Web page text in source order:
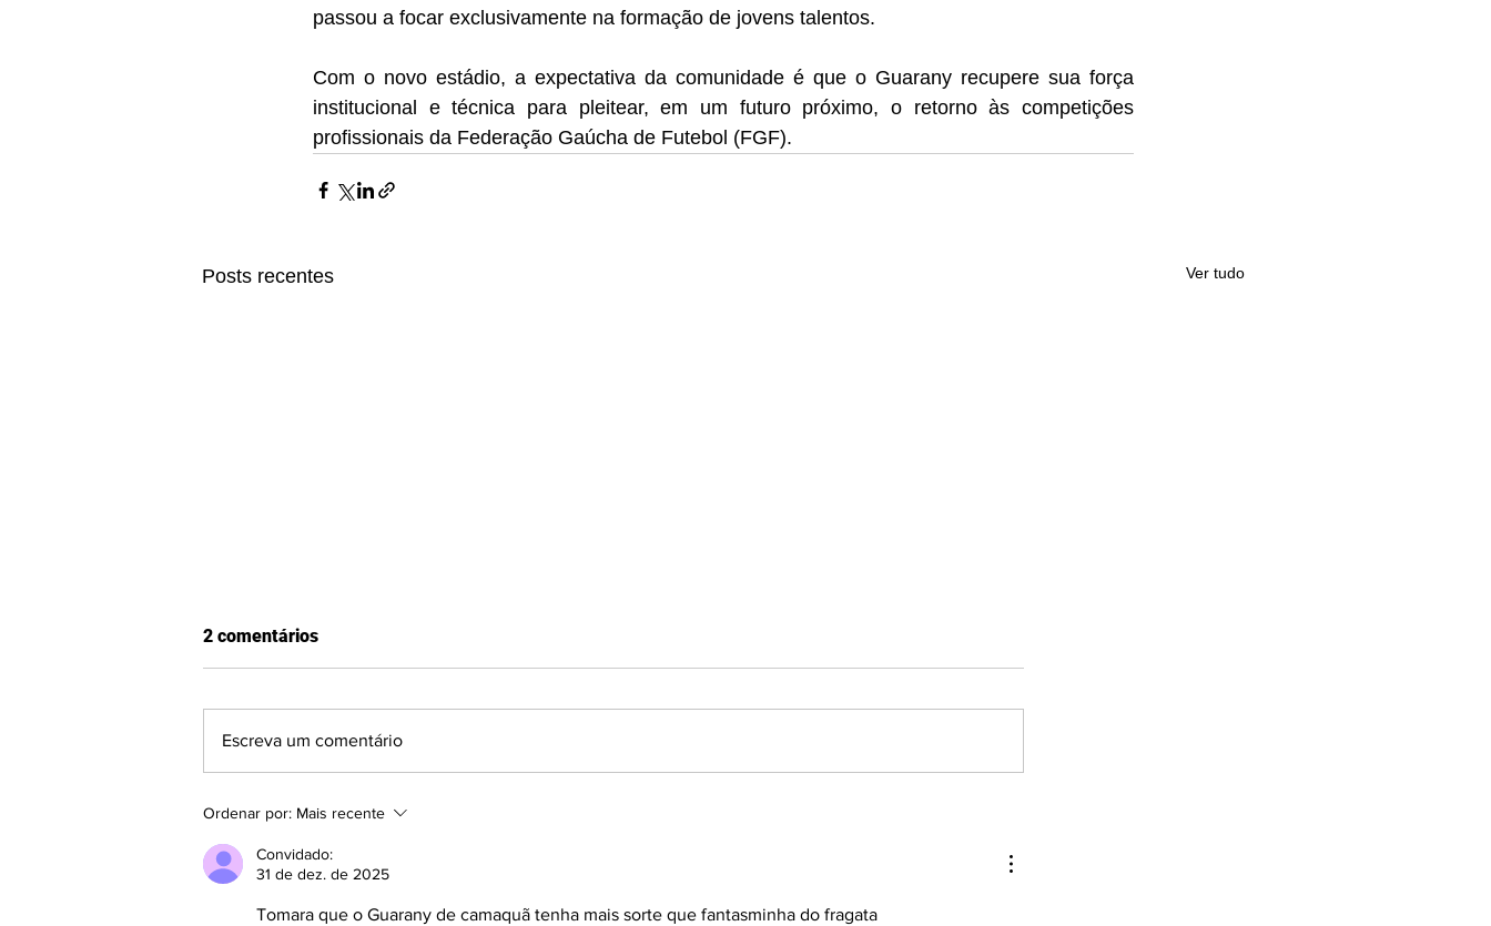
passou a focar exclusivamente na formação de jovens talentos.
Com o novo estádio, a expectativa da comunidade é que o Guarany recupere sua força
institucional e técnica para pleitear, em um futuro próximo, o retorno às competições
profissionais da Federação Gaúcha de Futebol (FGF).
Posts recentes Ver tudo
Quem é a CEO irmã de ex-
jogador da Seleção Brasileira
que lidera clube da Serra na
Divisão de Acesso?
2 comentários
Escreva um comentário
Ordenar por: Mais recente
Convidado:
31 de dez. de 2025
Tomara que o Guarany de camaquã tenha mais sorte que fantasminha do fragata